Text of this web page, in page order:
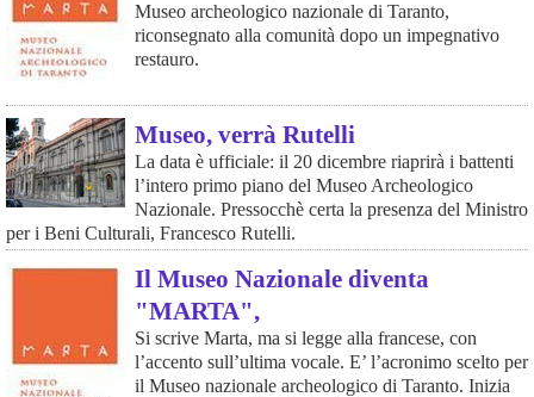
Museo archeologico nazionale di Taranto,
riconsegnato alla comunità dopo un impegnativo
restauro.
Museo, verrà Rutelli
La data è ufficiale: il 20 dicembre riaprirà i battenti
l’intero primo piano del Museo Archeologico
Nazionale. Pressocchè certa la presenza del Ministro
per i Beni Culturali, Francesco Rutelli.
Il Museo Nazionale diventa
"MARTA",
Si scrive Marta, ma si legge alla francese, con
l’accento sull’ultima vocale. E’ l’acronimo scelto per
il Museo nazionale archeologico di Taranto. Inizia